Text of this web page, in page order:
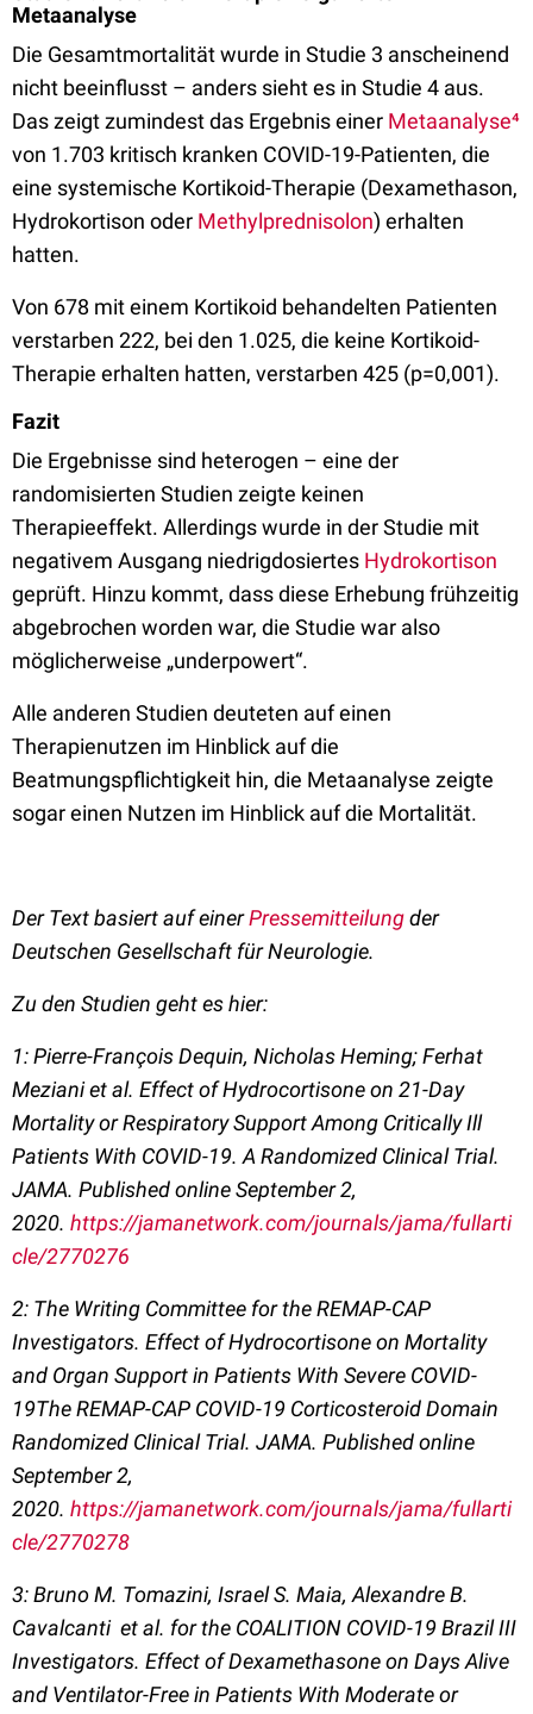
Metaanalyse
Die Gesamtmortalität wurde in Studie 3 anscheinend
nicht beeinflusst – anders sieht es in Studie 4 aus.
Das zeigt zumindest das Ergebnis einer Metaanalyse⁴
von 1.703 kritisch kranken COVID-19-Patienten, die
eine systemische Kortikoid-Therapie (Dexamethason,
Hydrokortison oder Methylprednisolon) erhalten
hatten.
Von 678 mit einem Kortikoid behandelten Patienten
verstarben 222, bei den 1.025, die keine Kortikoid-
Therapie erhalten hatten, verstarben 425 (p=0,001).
Fazit
Die Ergebnisse sind heterogen – eine der
randomisierten Studien zeigte keinen
Therapieeffekt. Allerdings wurde in der Studie mit
negativem Ausgang niedrigdosiertes Hydrokortison
geprüft. Hinzu kommt, dass diese Erhebung frühzeitig
abgebrochen worden war, die Studie war also
möglicherweise „underpowert“.
Alle anderen Studien deuteten auf einen
Therapienutzen im Hinblick auf die
Beatmungspflichtigkeit hin, die Metaanalyse zeigte
sogar einen Nutzen im Hinblick auf die Mortalität.
Der Text basiert auf einerPressemitteilungder
Deutschen Gesellschaft für Neurologie.
Zu den Studien geht es hier:
1: Pierre-François Dequin, Nicholas Heming; Ferhat
Meziani et al. Effect of Hydrocortisone on 21-Day
Mortality or Respiratory Support Among Critically Ill
Patients With COVID-19. A Randomized Clinical Trial.
JAMA. Published online September 2,
2020. https://jamanetwork.com/journals/jama/fullarti
cle/2770276
2: The Writing Committee for the REMAP-CAP
Investigators. Effect of Hydrocortisone on Mortality
and Organ Support in Patients With Severe COVID-
19The REMAP-CAP COVID-19 Corticosteroid Domain
Randomized Clinical Trial. JAMA. Published online
September 2,
2020. https://jamanetwork.com/journals/jama/fullarti
cle/2770278
3: Bruno M. Tomazini, Israel S. Maia, Alexandre B.
Cavalcanti et al. for the COALITION COVID-19 Brazil III
Investigators. Effect of Dexamethasone on Days Alive
and Ventilator-Free in Patients With Moderate or